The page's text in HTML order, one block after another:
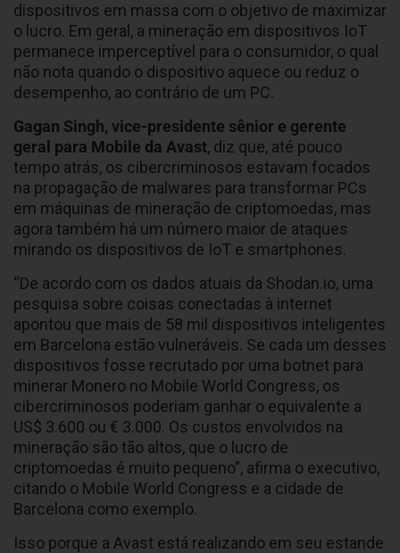
dispositivos em massa com o objetivo de maximizar
o lucro. Em geral, a mineração em dispositivos IoT
permanece imperceptível para o consumidor, o qual
não nota quando o dispositivo aquece ou reduz o
desempenho, ao contrário de um PC.
Gagan Singh, vice-presidente sênior e gerente
geral para Mobile da Avast, diz que, até pouco
tempo atrás, os cibercriminosos estavam focados
na propagação de malwares para transformar PCs
em máquinas de mineração de criptomoedas, mas
agora também há um número maior de ataques
mirando os dispositivos de IoT e smartphones.
“De acordo com os dados atuais da Shodan.io, uma
pesquisa sobre coisas conectadas à internet
apontou que mais de 58 mil dispositivos inteligentes
em Barcelona estão vulneráveis. Se cada um desses
dispositivos fosse recrutado por uma botnet para
minerar Monero no Mobile World Congress, os
cibercriminosos poderiam ganhar o equivalente a
US$ 3.600 ou € 3.000. Os custos envolvidos na
mineração são tão altos, que o lucro de
criptomoedas é muito pequeno”, afirma o executivo,
citando o Mobile World Congress e a cidade de
Barcelona como exemplo.
Isso porque a Avast está realizando em seu estande